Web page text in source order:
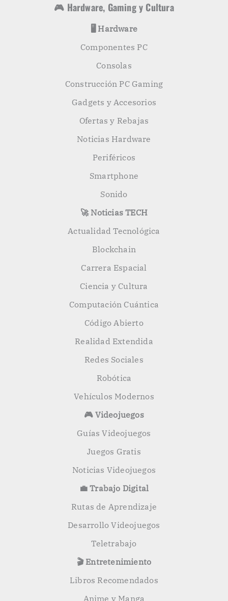
🎮 Hardware, Gaming y Cultura
🖥️ Hardware
Componentes PC
Consolas
Construcción PC Gaming
Gadgets y Accesorios
Ofertas y Rebajas
Noticias Hardware
Periféricos
Smartphone
Sonido
🚀 Noticias TECH
Actualidad Tecnológica
Blockchain
Carrera Espacial
Ciencia y Cultura
Computación Cuántica
Código Abierto
Realidad Extendida
Redes Sociales
Robótica
Vehículos Modernos
🎮 Videojuegos
Guías Videojuegos
Juegos Gratis
Noticias Videojuegos
💼 Trabajo Digital
Rutas de Aprendizaje
Desarrollo Videojuegos
Teletrabajo
🎬 Entretenimiento
Libros Recomendados
Anime y Manga